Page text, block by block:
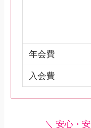
年会費
入会費
＼ 安心・